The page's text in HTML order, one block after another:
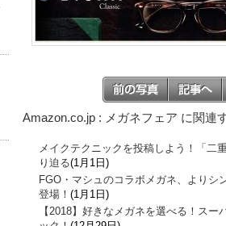
Amazon.co.jp : メガネフェア に関連
メイクテクニックを投稿しよう！「二
り迫る(1月1日)
FGO・マシュのコラボメガネ、よりシ
登場！ (1月1日)
【2018】好きなメガネを選べる！スー